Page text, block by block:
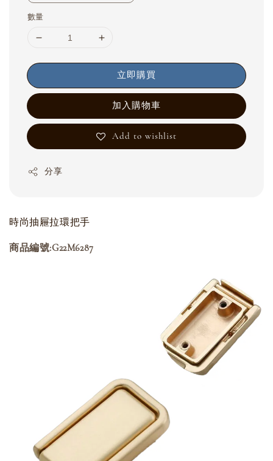
數量
立即購買
加入購物車
Add to wishlist
分享
時尚抽屜拉環把手
商品編號:G22M6287